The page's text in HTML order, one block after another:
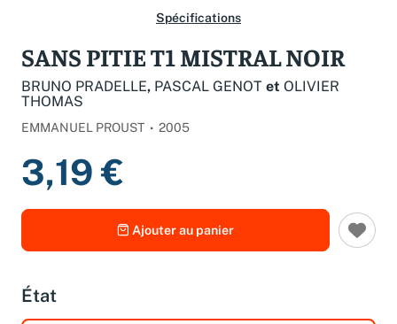
Spécifications
SANS PITIE T1 MISTRAL NOIR
BRUNO PRADELLE, PASCAL GENOT et OLIVIER
THOMAS
EMMANUEL PROUST 2005
3,19 €
Ajouter au panier
État